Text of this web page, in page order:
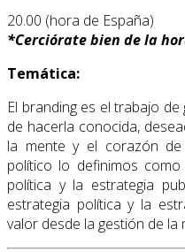
20.00 (hora de España)
*Cerciórate bien de la
Temática:
El branding es el trabajo
de hacerla conocida,
la mente y el corazón de
político lo definimos
política y la estrategia
estrategia política y la
valor desde la gestión de